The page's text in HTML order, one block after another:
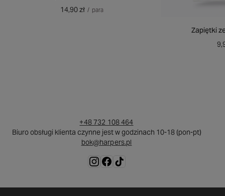
14,90 zł / para
Zapiętki
+48 732 108 464
Biuro obsługi klienta czynne jest w godzinach 10-18 (pon-pt)
bok@harpers.pl